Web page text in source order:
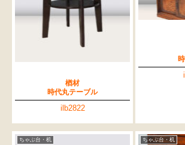
楢材
時代丸テーブル
ilb2822
ちゃぶ台・机 ちゃぶ台・机